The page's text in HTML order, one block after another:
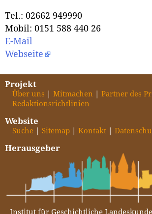
Tel.: 02662 949990
Mobil: 0151 588 440 26
E-Mail
Webseite
Projekt
Über uns Mitmachen
Partner des
Redaktionsrichtlinien
Website
Suche Sitemap Kontakt
Herausgeber
Institut für Geschichtliche Landeskunde